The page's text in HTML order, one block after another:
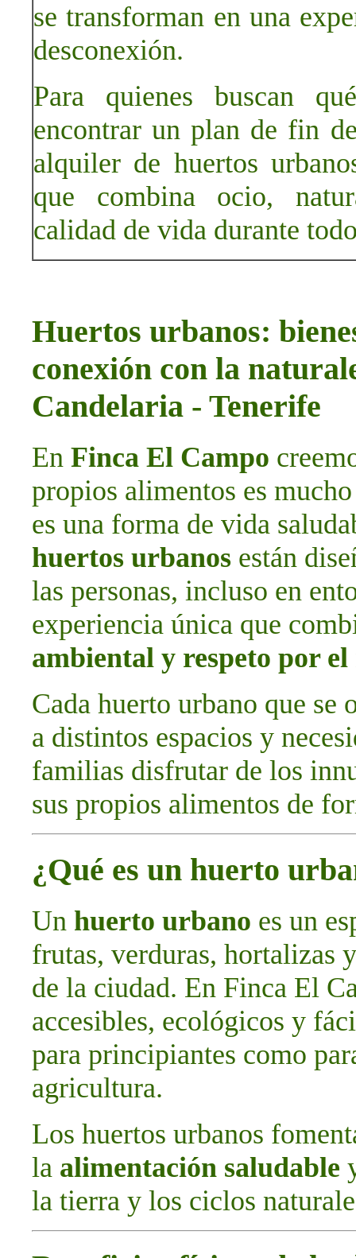
se transforman en una
desconexión.
Para quienes buscan
encontrar un plan de fin
alquiler de huertos
que combina ocio,
calidad de vida durante
Huertos urbanos:
conexión con la
Candelaria - Tenerife
En Finca El Campo
propios alimentos es
es una forma de vida
huertos urbanos están
las personas, incluso en
experiencia única que
ambiental y respeto por
Cada huerto urbano que se
a distintos espacios y
familias disfrutar de los
sus propios alimentos de
¿Qué es un huerto
Un huerto urbano es un
frutas, verduras, hortalizas
de la ciudad. En Finca El
accesibles, ecológicos y
para principiantes como
agricultura.
Los huertos urbanos
la alimentación saludable
la tierra y los ciclos